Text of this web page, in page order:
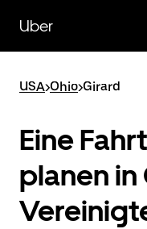
zum
Hauptinhalt
Uber
USA>Ohio>Girard
Eine
planen in